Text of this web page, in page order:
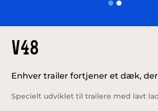
V48
Enhver trailer fortjener et dæk,
Specielt udviklet til trailere med lavt